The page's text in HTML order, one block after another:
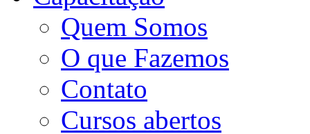
Quem Somos
O que Fazemos
Contato
Cursos abertos